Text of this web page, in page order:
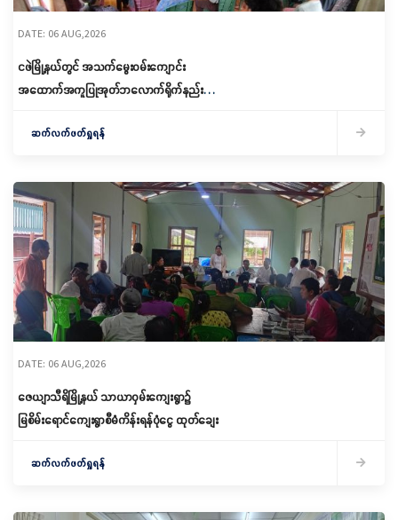
DATE: 06 AUG,2026
ငဖဲမြို့နယ်တွင် အသက်မွေးဝမ်းကျောင်း
အထောက်အကူပြုအုတ်ဘလောက်ရိုက်နည်း
ဆက်လက်ဖတ်ရှုရန်
DATE: 06 AUG,2026
ဇေယျာသီရိမြို့နယ် သာယာဝှမ်းကျေးရွာ၌
မြစိမ်းရောင်ကျေးရွာစီမံကိန်းရန်ပုံငွေ ထုတ်ချေး
ဆက်လက်ဖတ်ရှုရန်